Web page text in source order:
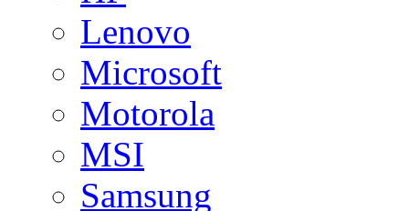
Lenovo
Microsoft
Motorola
MSI
Samsung